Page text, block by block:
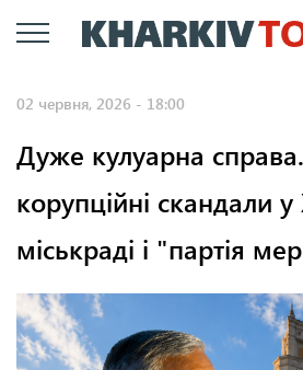
до
02 червня, 2026 - 18:00
Дуже кулуарна
корупційні скандали у
міськраді і "партія